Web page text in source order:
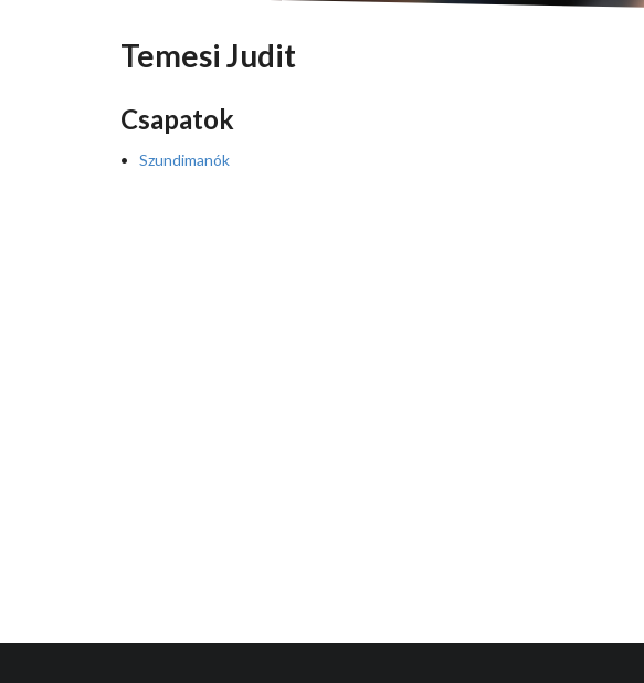
Temesi Judit
Csapatok
Szundimanók